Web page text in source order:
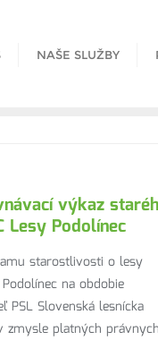
NAŠE SLUŽBY
výkaz
Lesy Podolínec
starostlivosti o lesy
na obdobie
Slovenská lesnícka
zmysle platných právnych